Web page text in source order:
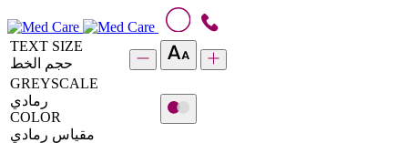
TEXT SIZE
حجم الخط
GREYSCALE
رمادي
COLOR
مقياس رمادي